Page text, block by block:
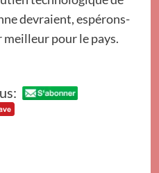
devraient, espérons-
pour le pays.